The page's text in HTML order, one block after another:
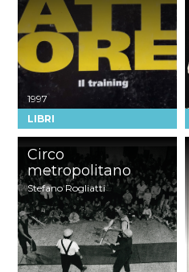
Generi
Artista / Compagnia / Autore
Anno
1997
LIBRI
Circo
metropolitano
Stefano Rogliatti